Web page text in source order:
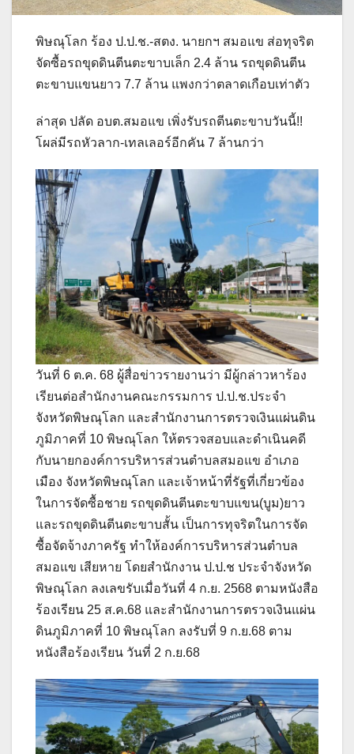
พิษณุโลก ร้อง ป.ป.ช.-สตง. นายกฯ สมอแข ส่อทุจริต
จัดซื้อรถขุดดินตีนตะขาบเล็ก 2.4 ล้าน รถขุดดินตีน
ตะขาบแขนยาว 7.7 ล้าน แพงกว่าตลาดเกือบเท่าตัว
ล่าสุด ปลัด อบต.สมอแข เพิ่งรับรถตีนตะขาบวันนี้!!
โผล่มีรถหัวลาก-เทลเลอร์อีกคัน 7 ล้านกว่า
วันที่ 6 ต.ค. 68 ผู้สื่อข่าวรายงานว่า มีผู้กล่าวหาร้อง
เรียนต่อสำนักงานคณะกรรมการ ป.ป.ช.ประจำ
จังหวัดพิษณุโลก และสำนักงานการตรวจเงินแผ่นดิน
ภูมิภาคที่ 10 พิษณุโลก ให้ตรวจสอบและดำเนินคดี
กับนายกองค์การบริหารส่วนตำบลสมอแข อำเภอ
เมือง จังหวัดพิษณุโลก และเจ้าหน้าที่รัฐที่เกี่ยวข้อง
ในการจัดซื้อชาย รถขุดดินตีนตะขาบแขน(บูม)ยาว
และรถขุดดินตีนตะขาบสั้น เป็นการทุจริตในการจัด
ซื้อจัดจ้างภาครัฐ ทำให้องค์การบริหารส่วนตำบล
สมอแข เสียหาย โดยสำนักงาน ป.ป.ช ประจำจังหวัด
พิษณุโลก ลงเลขรับเมื่อวันที่ 4 ก.ย. 2568 ตามหนังสือ
ร้องเรียน 25 ส.ค.68 และสำนักงานการตรวจเงินแผ่น
ดินภูมิภาคที่ 10 พิษณุโลก ลงรับที่ 9 ก.ย.68 ตาม
หนังสือร้องเรียน วันที่ 2 ก.ย.68